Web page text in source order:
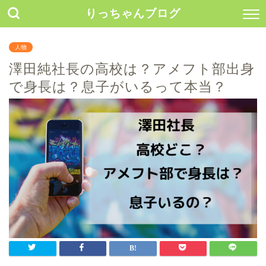
りっちゃんブログ
人物
澤田純社長の高校は？アメフト部出身
で身長は？息子がいるって本当？